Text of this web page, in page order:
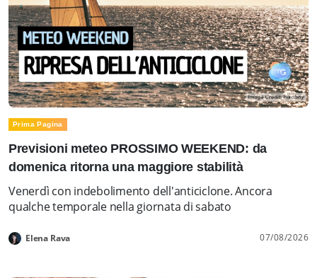
Prima Pagina
Previsioni meteo PROSSIMO WEEKEND: da
domenica ritorna una maggiore stabilità
Venerdì con indebolimento dell'anticiclone. Ancora
qualche temporale nella giornata di sabato
Elena Rava 07/08/2026